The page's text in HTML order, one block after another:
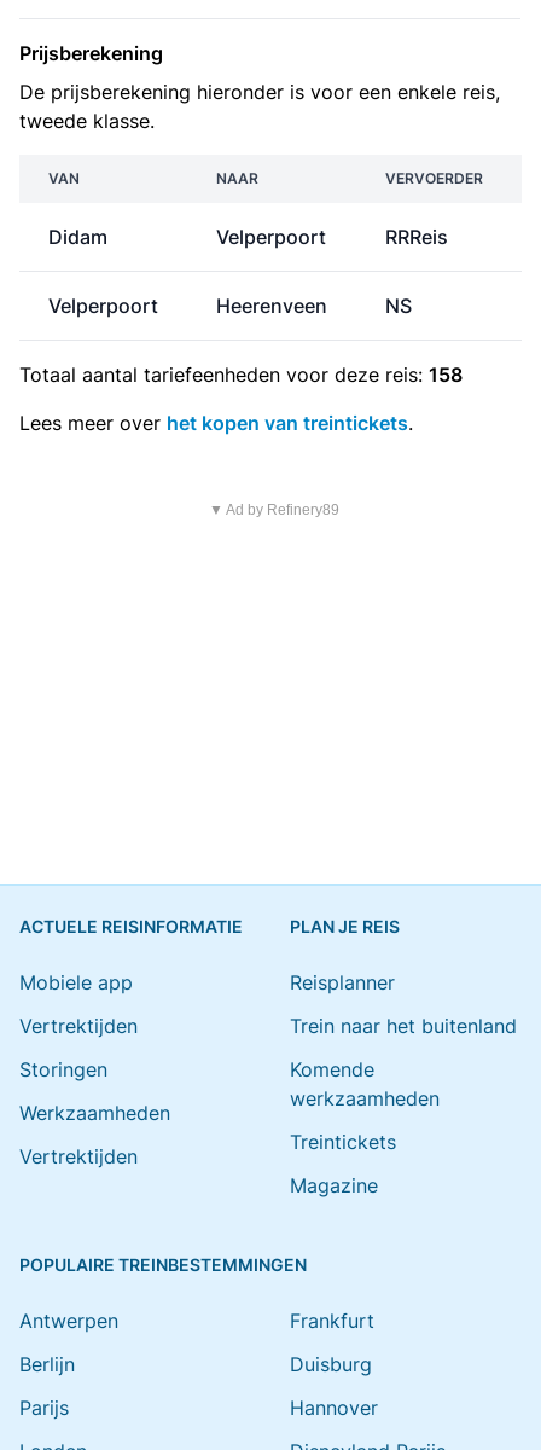
Prijsberekening
De prijsberekening hieronder is voor een enkele reis,
tweede klasse.
VAN NAAR VERVOERDER
Didam Velperpoort RRReis
Velperpoort Heerenveen NS
Totaal aantal tariefeenheden voor deze reis: 158
Lees meer over het kopen van treintickets.
▼ Ad by Refinery89
ACTUELE REISINFORMATIE
Mobiele app
Vertrektijden
Storingen
Werkzaamheden
Vertrektijden
PLAN JE REIS
Reisplanner
Trein naar het buitenland
Komende
werkzaamheden
Treintickets
Magazine
POPULAIRE TREINBESTEMMINGEN
Antwerpen
Berlijn
Parijs
Frankfurt
Duisburg
Hannover